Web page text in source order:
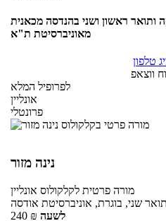
ותואר ראשון ושני בהנדסה מכאנית
מאוניברסיטת ת"א
טלפון
ווצאפ
לפרופיל המלא
אונליין
פרונטלי
נינה מזור
מורה פרטית לקלקולוס אונליין
שני, בוגרת, אוניברסיטת אודסה
240 ₪ לשעה